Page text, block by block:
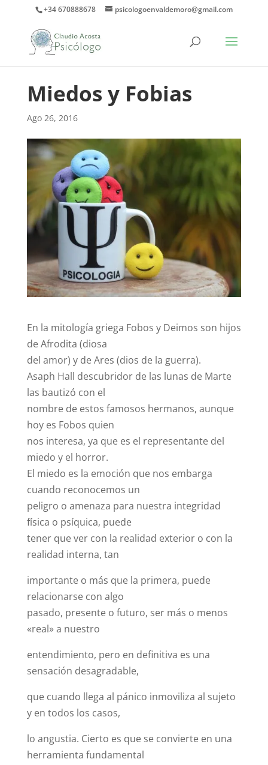
+34 670888678 psicologoenvaldemoro@gmail.com
Miedos y Fobias
Ago 26, 2016
En la mitología griega Fobos y Deimos son hijos
de Afrodita (diosa
del amor) y de Ares (dios de la guerra).
Asaph Hall descubridor de las lunas de Marte
las bautizó con el
nombre de estos famosos hermanos, aunque
hoy es Fobos quien
nos interesa, ya que es el representante del
miedo y el horror.
El miedo es la emoción que nos embarga
cuando reconocemos un
peligro o amenaza para nuestra integridad
física o psíquica, puede
tener que ver con la realidad exterior o con la
realidad interna, tan
importante o más que la primera, puede
relacionarse con algo
pasado, presente o futuro, ser más o menos
«real» a nuestro
entendimiento, pero en definitiva es una
sensación desagradable,
que cuando llega al pánico inmoviliza al sujeto
y en todos los casos,
lo angustia. Cierto es que se convierte en una
herramienta fundamental